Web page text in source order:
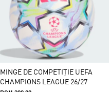
MINGE DE COMPETIȚIE UEFA
CHAMPIONS LEAGUE 26/27